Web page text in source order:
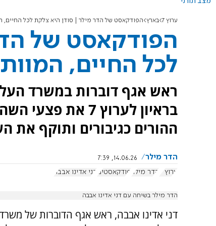
ערוץ 7 בארץ הפודקאסט של הדר מילר | סודן היא צלקת לכל החיים,
הפודקאסט של
לכל החיים,
ראש אגף דוברות במשרד
בראיון לערוץ 7
ההורים כגיבורים ותוקף את
הדר מילר
14.06.26, 7:39
ערוץ 7
הדר מילר פודקאסטים דני אדינו אבבה
הדר מילר בשיחה עם דני אדינו אבבה
דני אדינו אבבה, ראש אגף הדוברות של